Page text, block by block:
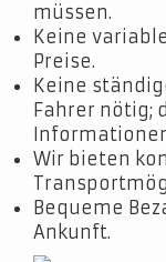
müssen.
Keine
Preise.
Keine
Fahrer nötig;
Wir bieten
Bequeme
Ankunft.